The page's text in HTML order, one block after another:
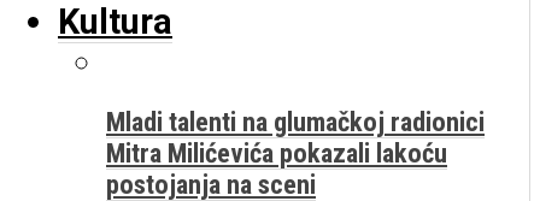
Kultura
Mladi talenti na glumačkoj radionici
Mitra Milićevića pokazali lakoću
postojanja na sceni